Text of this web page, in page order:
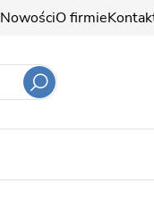
NowościO firmie